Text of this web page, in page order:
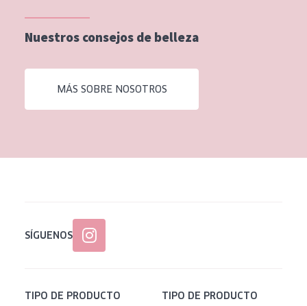
Piel mixata o grasa
Piel madura
Piel expuesta al sol
Piel menopáusica
Todas las edades
Nuestros consejos de belleza
MÁS SOBRE NOSOTROS
SÍGUENOS
TIPO DE PRODUCTO TIPO DE PRODUCTO